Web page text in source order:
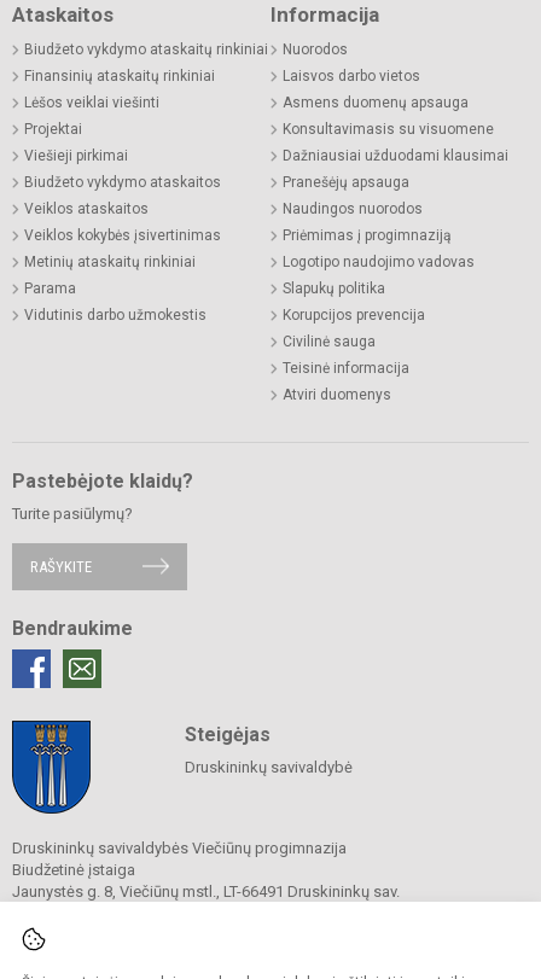
Ataskaitos
Biudžeto vykdymo ataskaitų rinkiniai
Finansinių ataskaitų rinkiniai
Lėšos veiklai viešinti
Projektai
Viešieji pirkimai
Biudžeto vykdymo ataskaitos
Veiklos ataskaitos
Veiklos kokybės įsivertinimas
Metinių ataskaitų rinkiniai
Parama
Vidutinis darbo užmokestis
Informacija
Nuorodos
Laisvos darbo vietos
Asmens duomenų apsauga
Konsultavimasis su visuomene
Dažniausiai užduodami klausimai
Pranešėjų apsauga
Naudingos nuorodos
Priėmimas į progimnaziją
Logotipo naudojimo vadovas
Slapukų politika
Korupcijos prevencija
Civilinė sauga
Teisinė informacija
Atviri duomenys
Pastebėjote klaidų?
Turite pasiūlymų?
RAŠYKITE
Bendraukime
Steigėjas
Druskininkų savivaldybė
Druskininkų savivaldybės Viečiūnų progimnazija
Biudžetinė įstaiga
Jaunystės g. 8, Viečiūnų mstl., LT-66491 Druskininkų sav.
El. p.
Duomenys kaupiami ir saugomi